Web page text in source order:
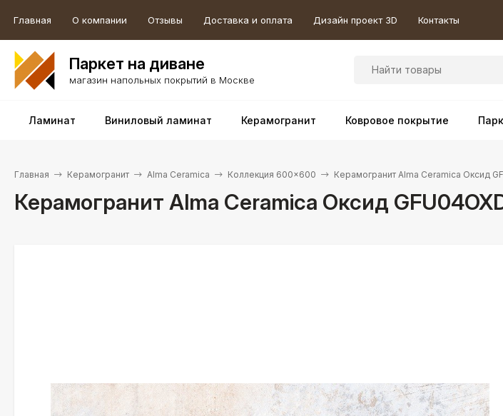
Главная О компании Отзывы Доставка и оплата Дизайн проект 3D Контакты
Паркет на диване
магазин напольных покрытий в Москве
Ламинат Виниловый ламинат Керамогранит Ковровое покрытие
Главная Керамогранит Alma Ceramica Коллекция 600×600 Керамогранит Alma Ceramica Оксид
Керамогранит Alma Ceramica Оксид